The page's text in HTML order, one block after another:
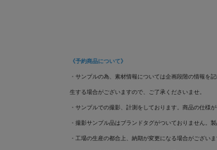
《予約商品について》
・サンプルの為、素材情報については企画段階の情報を
生する場合がございますので、ご了承くださいませ。
・サンプルでの撮影、計測をしております。商品の仕様
・撮影サンプル品はブランドタグがついておりません。
・工場の生産の都合上、納期が変更になる場合がござい